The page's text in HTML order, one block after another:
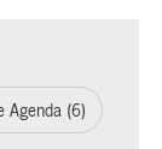
Agenda (6)